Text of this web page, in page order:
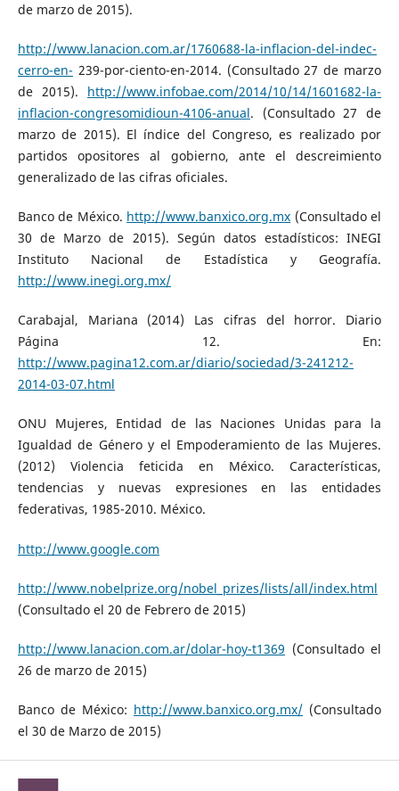
de marzo de 2015).
http://www.lanacion.com.ar/1760688-la-inflacion-del-indec-
cerro-en- 239-por-ciento-en-2014. (Consultado 27 de marzo
de 2015). http://www.infobae.com/2014/10/14/1601682-la-
inflacion-congresomidioun-4106-anual. (Consultado 27 de
marzo de 2015). El índice del Congreso, es realizado por
partidos opositores al gobierno, ante el descreimiento
generalizado de las cifras oficiales.
Banco de México. http://www.banxico.org.mx (Consultado el
30 de Marzo de 2015). Según datos estadísticos: INEGI
Instituto Nacional de Estadística y Geografía.
http://www.inegi.org.mx/
Carabajal, Mariana (2014) Las cifras del horror. Diario
Página 12. En:
http://www.pagina12.com.ar/diario/sociedad/3-241212-
2014-03-07.html
ONU Mujeres, Entidad de las Naciones Unidas para la
Igualdad de Género y el Empoderamiento de las Mujeres.
(2012) Violencia feticida en México. Características,
tendencias y nuevas expresiones en las entidades
federativas, 1985-2010. México.
http://www.google.com
http://www.nobelprize.org/nobel_prizes/lists/all/index.html
(Consultado el 20 de Febrero de 2015)
http://www.lanacion.com.ar/dolar-hoy-t1369 (Consultado el
26 de marzo de 2015)
Banco de México: http://www.banxico.org.mx/ (Consultado
el 30 de Marzo de 2015)